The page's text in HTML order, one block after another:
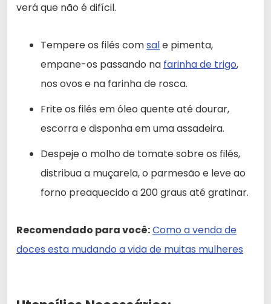
verá que não é difícil.
Tempere os filés comsale pimenta,
empane-os passando na farinha de trigo,
nos ovos e na farinha de rosca.
Frite os filés em óleo quente até dourar,
escorra e disponha em uma assadeira.
Despeje o molho de tomate sobre os filés,
distribua a muçarela, o parmesão e leve ao
forno preaquecido a 200 graus até gratinar.
Recomendado para você:Como a venda de
doces esta mudando a vida de muitas mulheres